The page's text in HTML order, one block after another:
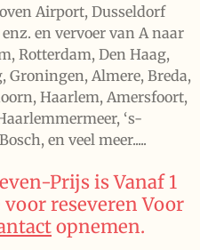
Airport, Dusseldorf
en vervoer van A naar
Rotterdam, Den Haag,
Almere, Breda,
Haarlem, Amersfoort,
‘s-
en veel meer.....
Prijs is Vanaf 1
reseveren Voor
opnemen.